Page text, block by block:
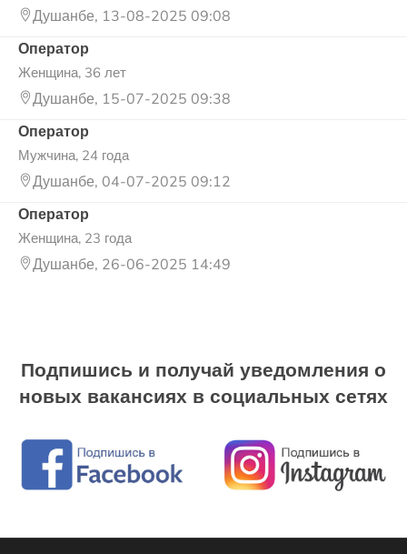
Душанбе, 13-08-2025 09:08
Оператор
Женщина, 36 лет
Душанбе, 15-07-2025 09:38
Оператор
Мужчина, 24 года
Душанбе, 04-07-2025 09:12
Оператор
Женщина, 23 года
Душанбе, 26-06-2025 14:49
Подпишись и получай уведомления о
новых вакансиях в социальных сетях